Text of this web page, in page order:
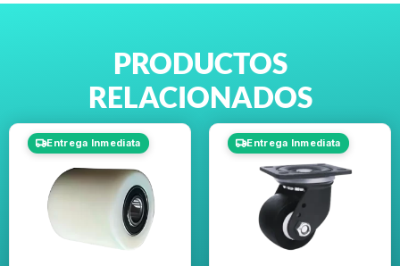
PRODUCTOS
RELACIONADOS
Entrega Inmediata Entrega Inmediata